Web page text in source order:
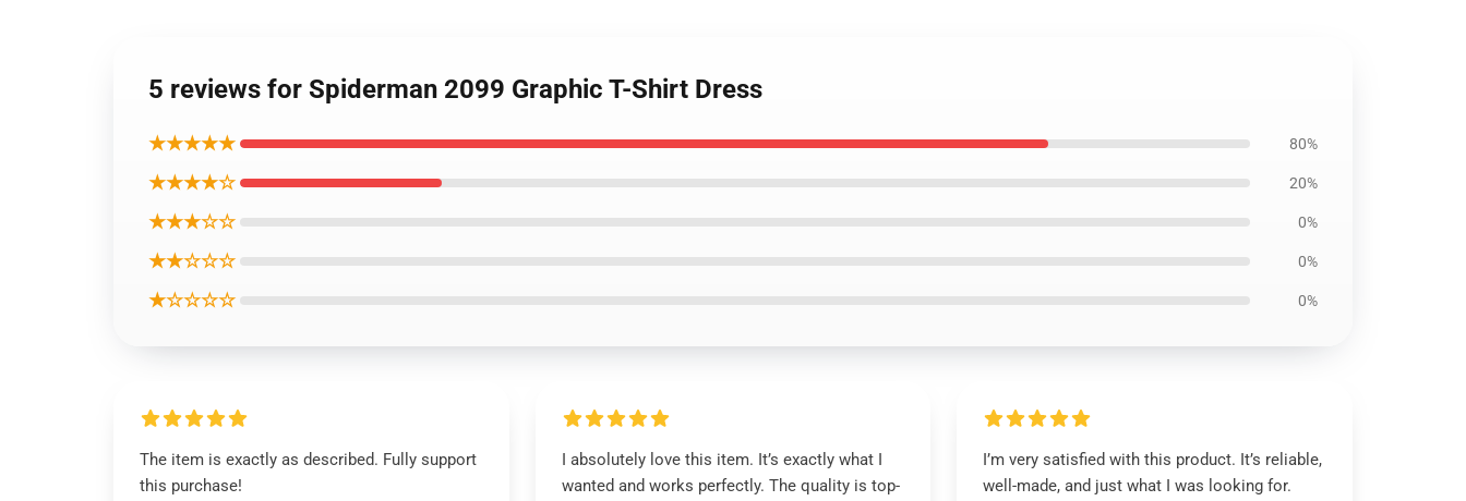
5 reviews for Spiderman 2099 Graphic T-Shirt Dress
★★★★★ 80%
★★★★☆ 20%
★★★☆☆ 0%
★★☆☆☆ 0%
★☆☆☆☆ 0%
The item is exactly as described. Fully support
this purchase!
I absolutely love this item. It’s exactly what I
wanted and works perfectly. The quality is top-
I’m very satisfied with this product. It’s reliable,
well-made, and just what I was looking for.